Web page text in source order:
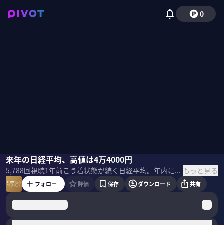
0
来年の日経平均、高値は4万4000円
5,788回視聴1年前 こう着状態が続く日経平均。年内に4万円を回復するのか？今後の利上げはどの程度影響するか？来年はどこまで伸びる余地があるのか？注目の30銘柄と合わせて、マネックス証券の広木隆チーフ・ストラテジストに聞いた。 ＜ゲスト＞ 広木隆｜マネックス証券 チーフ・ストラテジスト 上智大学外国語学部卒。神戸大学大学院・経済学研究科博士後期課程修了。博士（経済学）。社会構想大学院大学教授。国内銀行系投資顧問、外資系運用会社、ヘッジファンドをはじめさまざまな運用機関でファンドマネージャー等を歴任。2010年より現職。 ＜目次＞ もっと見る
広木隆佐々木紀彦
フォロー 評価 保存 ダウンロード 共有